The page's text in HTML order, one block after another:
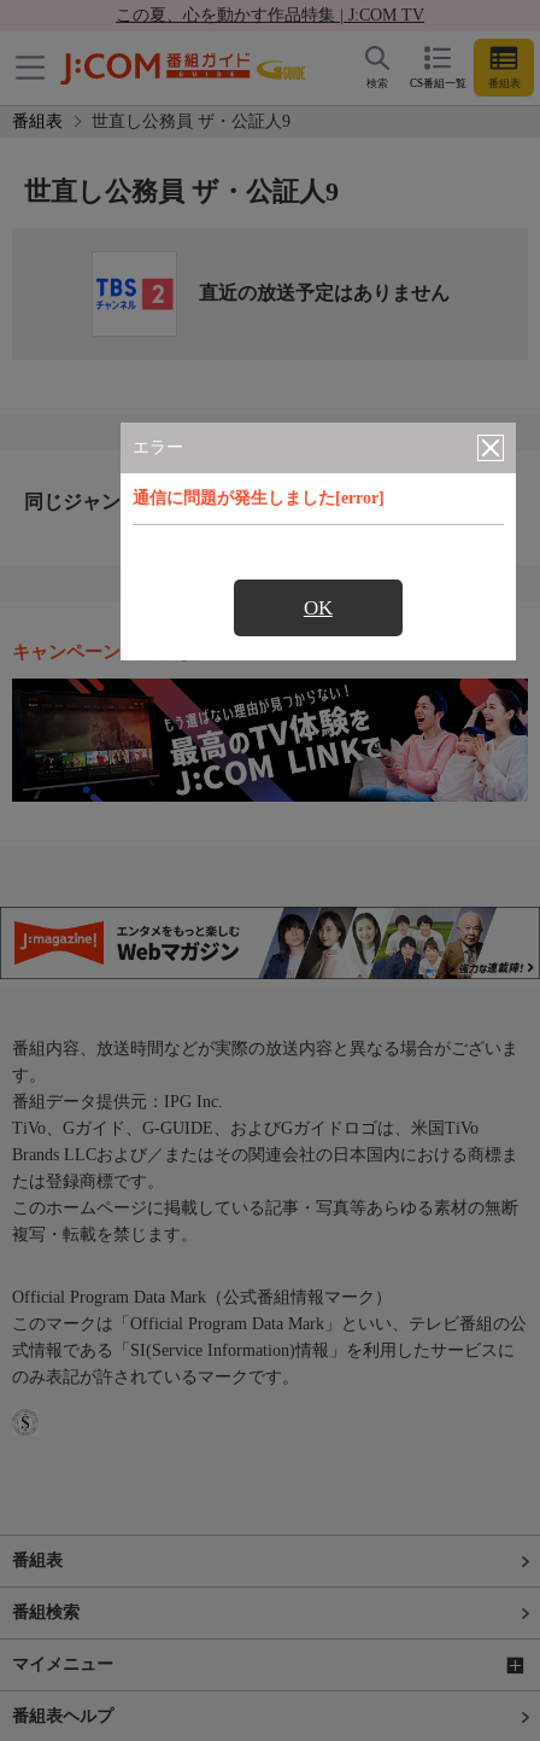
この夏、心を動かす作品特集 | J:COM TV
CS番組一覧 番組表
検索
番組表 世直し公務員 ザ・公証人9
エラー
通信に問題が発生しました[error]
OK
世直し公務員 ザ・公証人9
直近の放送予定はありません
同じジャンルのおすすめ番組
キャンペーン・お得な情報
番組内容、放送時間などが実際の放送内容と異なる場合がございま
す。
番組データ提供元：IPG Inc.
TiVo、Gガイド、G-GUIDE、およびGガイドロゴは、米国TiVo
Brands LLCおよび／またはその関連会社の日本国内における商標ま
たは登録商標です。
このホームページに掲載している記事・写真等あらゆる素材の無断
複写・転載を禁じます。
Official Program Data Mark（公式番組情報マーク）
このマークは「Official Program Data Mark」といい、テレビ番組の公
式情報である「SI(Service Information)情報」を利用したサービスに
のみ表記が許されているマークです。
番組表
番組検索
マイメニュー
番組表ヘルプ